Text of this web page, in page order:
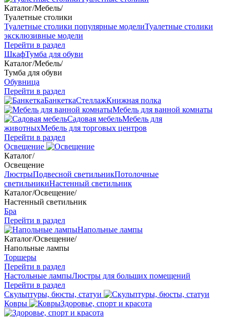
Каталог/Мебель/
Туалетные столики
Туалетные столики популярные моделиТуалетные столики
эксклюзивные модели
Перейти в раздел
ШкафТумба для обуви
Каталог/Мебель/
Тумба для обуви
Обувница
Перейти в раздел
БанкеткаСтеллажКнижная полка
Мебель для ванной комнаты
Садовая мебельМебель для
животныхМебель для торговых центров
Перейти в раздел
Освещение
Каталог/
Освещение
ЛюстрыПодвесной светильникПотолочные
светильникиНастенный светильник
Каталог/Освещение/
Настенный светильник
Бра
Перейти в раздел
Напольные лампы
Каталог/Освещение/
Напольные лампы
Торшеры
Перейти в раздел
Настольные лампыЛюстры для больших помещений
Перейти в раздел
Скульптуры, бюсты, статуи
Ковры
Здоровье, спорт и красота